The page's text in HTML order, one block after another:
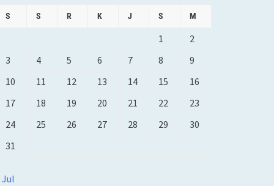
S S R K J S M
1
2
3
4 5 6 7 8
9
10
11 12 13 14 15
16
17
18 19 20 21 22
23
24
25 26 27 28 29
30
31
Jul